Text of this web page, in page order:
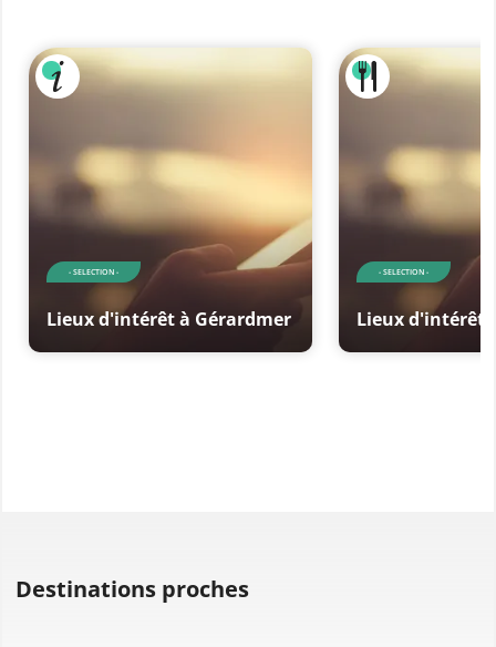
- SELECTION -
Lieux d'intérêt à Gérardmer
- SELECTION -
Lieux d'intérêt
Destinations proches